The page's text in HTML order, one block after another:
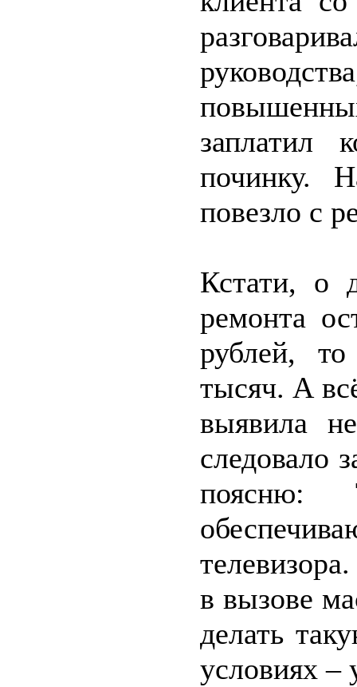
заплатил
починку.
повезло с
Кстати, о
ремонта
рублей,
тысяч. А
выявила
следовало
поясню:
в вызове
делать
условиях –